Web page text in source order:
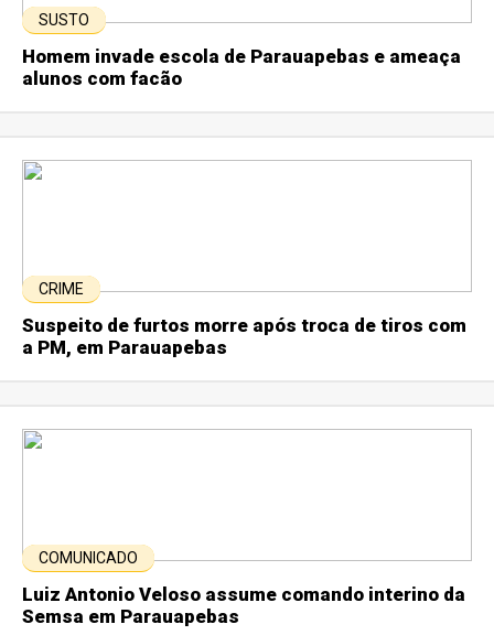
SUSTO
Homem invade escola de Parauapebas e ameaça
alunos com facão
CRIME
Suspeito de furtos morre após troca de tiros com
a PM, em Parauapebas
COMUNICADO
Luiz Antonio Veloso assume comando interino da
Semsa em Parauapebas